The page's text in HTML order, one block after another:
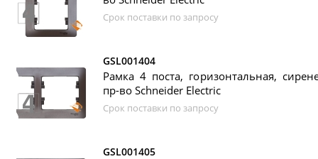
Срок поставки по запросу
GSL001404
Рамка 4 поста, горизонтальная,
пр-во Schneider Electric
Срок поставки по запросу
GSL001405